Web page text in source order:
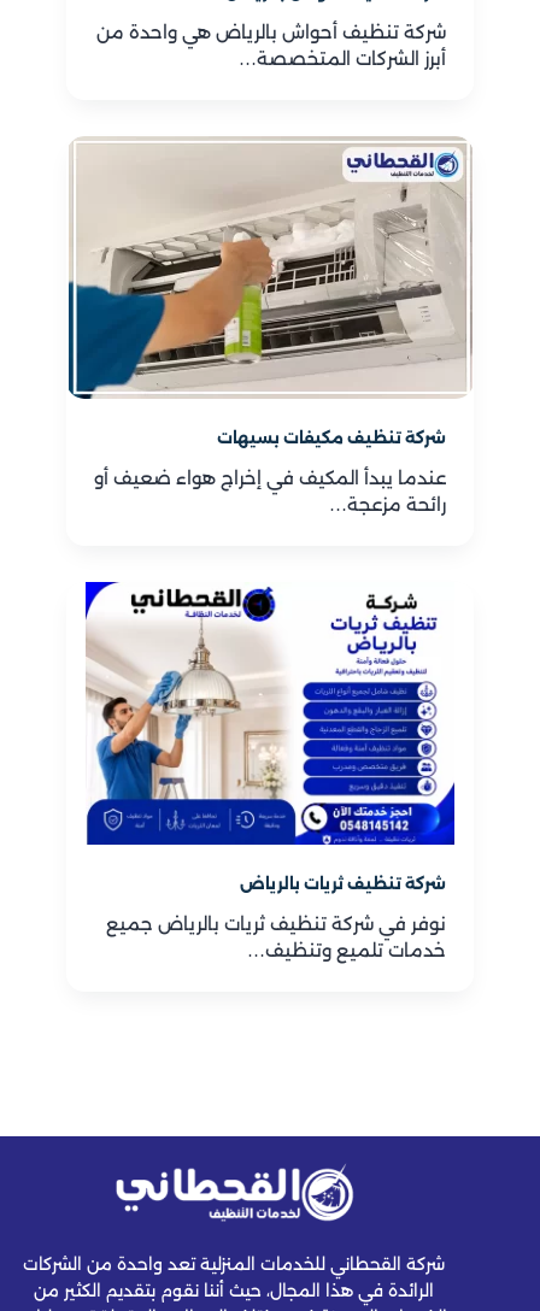
شركة تنظيف أحواش بالرياض هي واحدة من
أبرز الشركات المتخصصة…
شركة تنظيف مكيفات بسيهات
عندما يبدأ المكيف في إخراج هواء ضعيف أو
رائحة مزعجة…
شركة تنظيف ثريات بالرياض
نوفر في شركة تنظيف ثريات بالرياض جميع
خدمات تلميع وتنظيف…
شركة القحطاني للخدمات المنزلية تعد واحدة من الشركات
الرائدة في هذا المجال، حيث أننا نقوم بتقديم الكثير من